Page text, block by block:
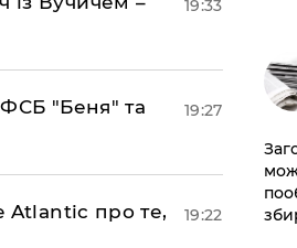
19:33
ФСБ "Беня" та
19:27
Atlantic про те,
19:22